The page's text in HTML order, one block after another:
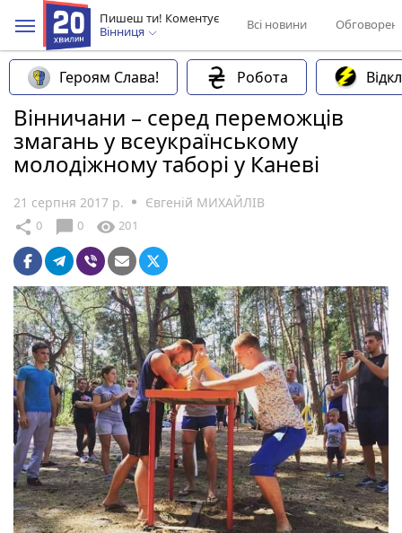
Пишеш ти! Коментує
Вінниця
Всі новини
Героям Слава! Робота
Вінничани – серед переможців
змагань у всеукраїнському
молодіжному таборі у Каневі
21 серпня 2017 р. Євгеній МИХАЙЛІВ
share 0 chat_bubble 0 visibility 201